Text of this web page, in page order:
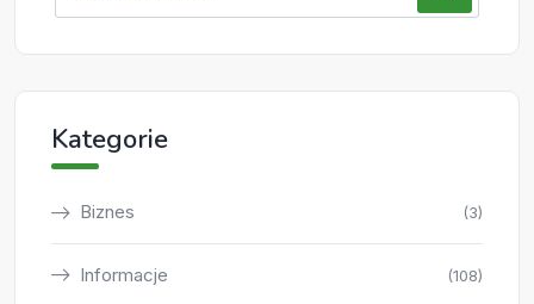
Kategorie
Biznes (3)
Informacje (108)